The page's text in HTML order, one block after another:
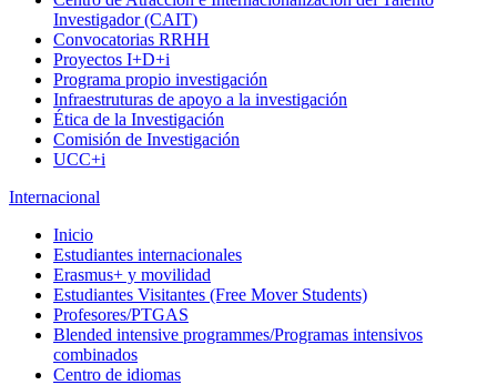
Investigador (CAIT)
Convocatorias RRHH
Proyectos I+D+i
Programa propio investigación
Infraestruturas de apoyo a la investigación
Ética de la Investigación
Comisión de Investigación
UCC+i
Internacional
Inicio
Estudiantes internacionales
Erasmus+ y movilidad
Estudiantes Visitantes (Free Mover Students)
Profesores/PTGAS
Blended intensive programmes/Programas intensivos
combinados
Centro de idiomas